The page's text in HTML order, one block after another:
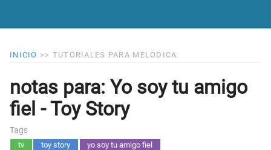
INICIO >> TUTORIALES PARA MELODICA
notas para: Yo soy tu amigo
fiel - Toy Story
Tags
tv toy story yo soy tu amigo fiel